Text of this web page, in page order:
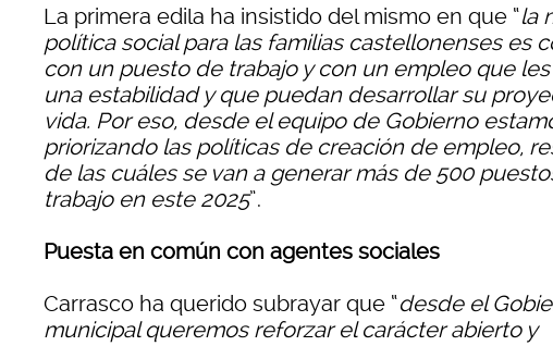
La primera edila ha insistido del mismo en que “la
política social para las familias castellonenses es
con un puesto de trabajo y con un empleo que
una estabilidad y que puedan desarrollar su
vida. Por eso, desde el equipo de Gobierno
priorizando las políticas de creación de empleo,
de las cuáles se van a generar más de 500
trabajo en este 2025”.
Puesta en común con agentes sociales
Carrasco ha querido subrayar que “desde el
municipal queremos reforzar el carácter abierto y